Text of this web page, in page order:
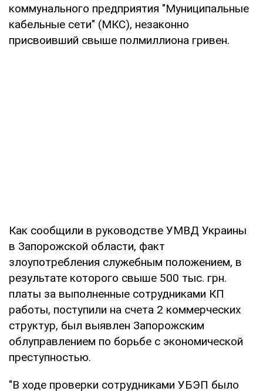
коммунального предприятия "Муниципальные
кабельные сети" (МКС), незаконно
присвоивший свыше полмиллиона гривен.
Как сообщили в руководстве УМВД Украины
в Запорожской области, факт
злоупотребления служебным положением, в
результате которого свыше 500 тыс. грн.
платы за выполненные сотрудниками КП
работы, поступили на счета 2 коммерческих
структур, был выявлен Запорожским
облуправлением по борьбе с экономической
преступностью.
"В ходе проверки сотрудниками УБЭП было